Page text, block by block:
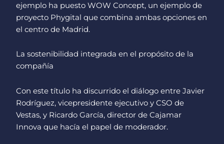
ejemplo ha puesto WOW Concept, un ejemplo de
proyecto Phygital que combina ambas opciones en
el centro de Madrid.
La sostenibilidad integrada en el propósito de la
compañía
Con este título ha discurrido el diálogo entre Javier
Rodríguez, vicepresidente ejecutivo y CSO de
Vestas, y Ricardo García, director de Cajamar
Innova que hacía el papel de moderador.